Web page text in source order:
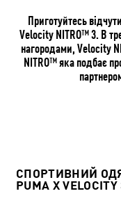
Приготуйтесь
Velocity NITRO™ 3. В
нагородами, Velocity
NITRO™ яка подбає
СПОРТИВНИЙ
PUMA X VELOCITY